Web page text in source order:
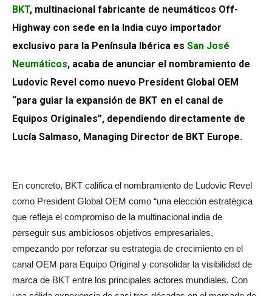
BKT, multinacional fabricante de neumáticos Off-
Highway con sede en la India cuyo importador
exclusivo para la Península Ibérica es San José
Neumáticos, acaba de anunciar el nombramiento de
Ludovic Revel como nuevo President Global OEM
“para guiar la expansión de BKT en el canal de
Equipos Originales”, dependiendo directamente de
Lucía Salmaso, Managing Director de BKT Europe.
En concreto, BKT califica el nombramiento de Ludovic Revel
como President Global OEM como “una elección estratégica
que refleja el compromiso de la multinacional india de
perseguir sus ambiciosos objetivos empresariales,
empezando por reforzar su estrategia de crecimiento en el
canal OEM para Equipo Original y consolidar la visibilidad de
marca de BKT entre los principales actores mundiales. Con